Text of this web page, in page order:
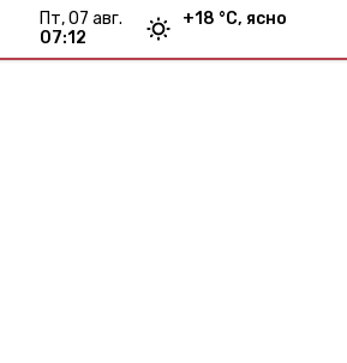
пт, 07 авг.
07:12
+18 °С, ясно